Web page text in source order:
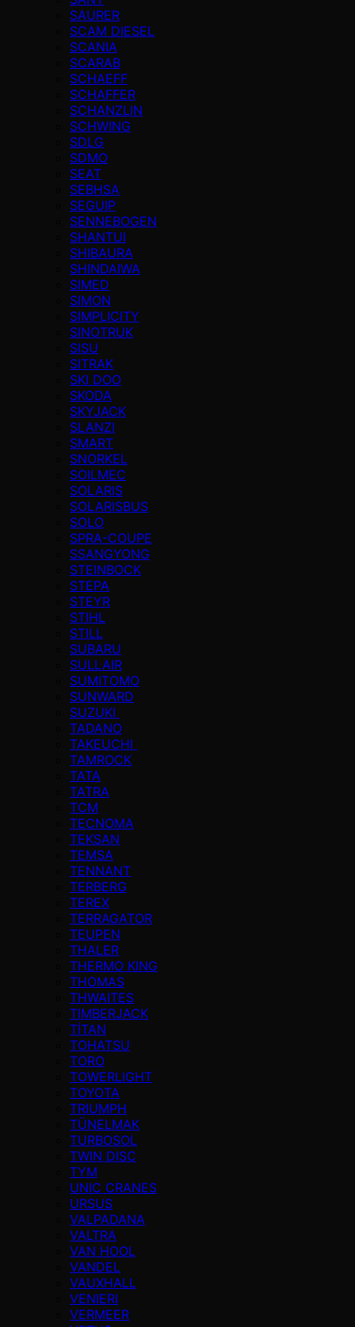
SAURER
SCAM DIESEL
SCANIA
SCARAB
SCHAEFF
SCHAFFER
SCHANZLIN
SCHWING
SDLG
SDMO
SEAT
SEBHSA
SEGUIP
SENNEBOGEN
SHANTUI
SHIBAURA
SHINDAIWA
SIMED
SIMON
SIMPLICITY
SINOTRUK
SISU
SITRAK
SKI DOO
SKODA
SKYJACK
SLANZI
SMART
SNORKEL
SOILMEC
SOLARIS
SOLARISBUS
SOLO
SPRA-COUPE
SSANGYONG
STEINBOCK
STEPA
STEYR
STIHL
STILL
SUBARU
SULLAIR
SUMITOMO
SUNWARD
SUZUKI
TADANO
TAKEUCHI
TAMROCK
TATA
TATRA
TCM
TECNOMA
TEKSAN
TEMSA
TENNANT
TERBERG
TEREX
TERRAGATOR
TEUPEN
THALER
THERMO KING
THOMAS
THWAITES
TIMBERJACK
TİTAN
TOHATSU
TORO
TOWERLIGHT
TOYOTA
TRIUMPH
TÜNELMAK
TURBOSOL
TWIN DISC
TYM
UNIC CRANES
URSUS
VALPADANA
VALTRA
VAN HOOL
VANDEL
VAUXHALL
VENIERI
VERMEER